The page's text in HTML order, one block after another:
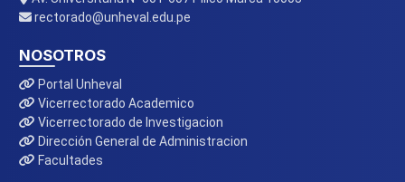
rectorado@unheval.edu.pe
NOSOTROS
Portal Unheval
Vicerrectorado Academico
Vicerrectorado de Investigacion
Dirección General de Administracion
Facultades